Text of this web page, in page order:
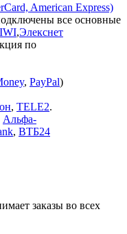
American Express)
все основные
,Элекснет
по
, PayPal)
, TELE2.
Альфа-
, ВТБ24
заказы во всех